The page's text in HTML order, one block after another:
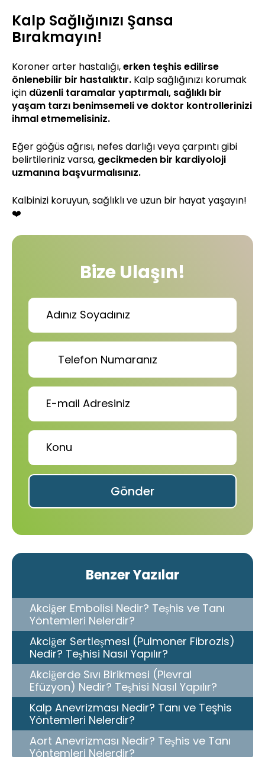
Kalp Sağlığınızı Şansa
Bırakmayın!
Koroner arter hastalığı,erken teşhis edilirse
önlenebilir bir hastalıktır. Kalp sağlığınızı korumak
için düzenli taramalar yaptırmalı, sağlıklı bir
yaşam tarzı benimsemeli ve doktor kontrollerinizi
ihmal etmemelisiniz.
Eğer göğüs ağrısı, nefes darlığı veya çarpıntı gibi
belirtileriniz varsa, gecikmeden bir kardiyoloji
uzmanına başvurmalısınız.
Kalbinizi koruyun, sağlıklı ve uzun bir hayat yaşayın!
❤️
Bize Ulaşın!
Gönder
Benzer Yazılar
Akciğer Embolisi Nedir? Teşhis ve Tanı
Yöntemleri Nelerdir?
Akciğer Sertleşmesi (Pulmoner Fibrozis)
Nedir? Teşhisi Nasıl Yapılır?
Akciğerde Sıvı Birikmesi (Plevral
Efüzyon) Nedir? Teşhisi Nasıl Yapılır?
Kalp Anevrizması Nedir? Tanı ve Teşhis
Yöntemleri Nelerdir?
Aort Anevrizması Nedir? Teşhis ve Tanı
Yöntemleri Nelerdir?